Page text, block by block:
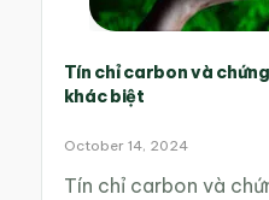
Tín chỉ carbon và
khác biệt
October 14, 2024
Tín chỉ carbon và